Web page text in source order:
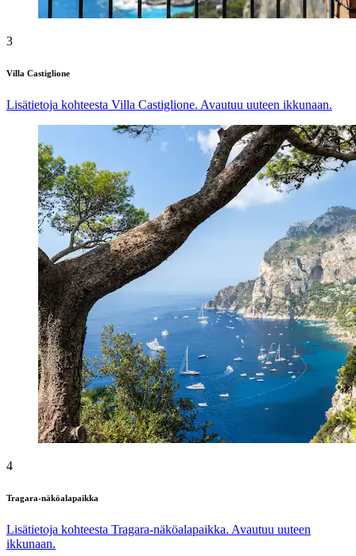
3
Villa Castiglione
Lisätietoja kohteesta Villa Castiglione. Avautuu uuteen ikkunaan.
4
Tragara-näköalapaikka
Lisätietoja kohteesta Tragara-näköalapaikka. Avautuu uuteen
ikkunaan.